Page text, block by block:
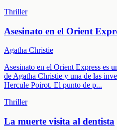
Thriller
Asesinato en el Orient
Agatha Christie
Asesinato en el Orient Express es
de Agatha Christie y una de las
Hercule Poirot. El punto de p...
Thriller
La muerte visita al dentista